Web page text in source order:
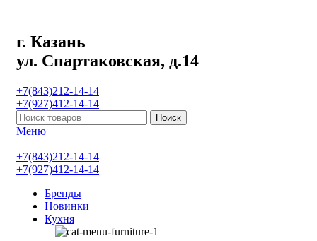
г. Казань
ул. Спартаковская, д.14
+7(843)212-14-14
+7(927)412-14-14
Поиск
Меню
+7(843)212-14-14
+7(927)412-14-14
Бренды
Новинки
Кухня